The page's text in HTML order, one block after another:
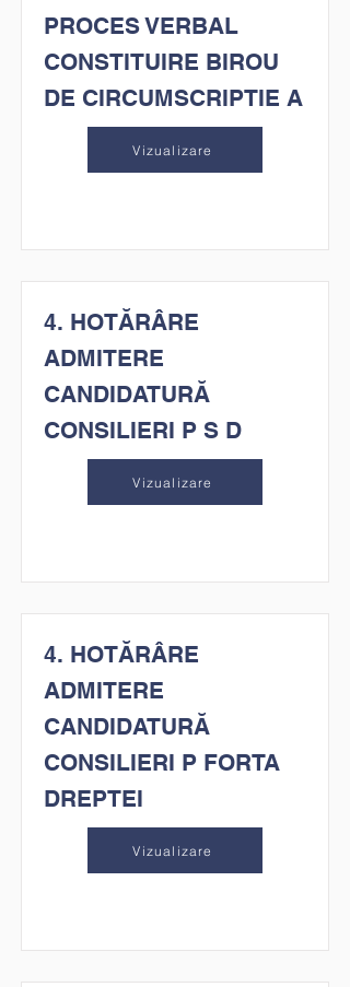
PROCES VERBAL
CONSTITUIRE BIROU
DE CIRCUMSCRIPTIE A
Vizualizare
4. HOTĂRÂRE
ADMITERE
CANDIDATURĂ
CONSILIERI P S D
Vizualizare
4. HOTĂRÂRE
ADMITERE
CANDIDATURĂ
CONSILIERI P FORTA
DREPTEI
Vizualizare